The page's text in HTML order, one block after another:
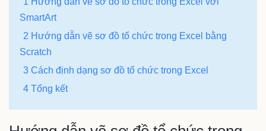
SmartArt
2 Hướng dẫn vẽ sơ đồ tổ chức trong Excel bằng
Scratch
3 Cách định dạng sơ đồ tổ chức trong Excel
4 Tổng kết